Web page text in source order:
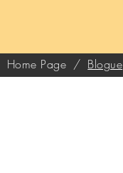
Home Page / Blogue